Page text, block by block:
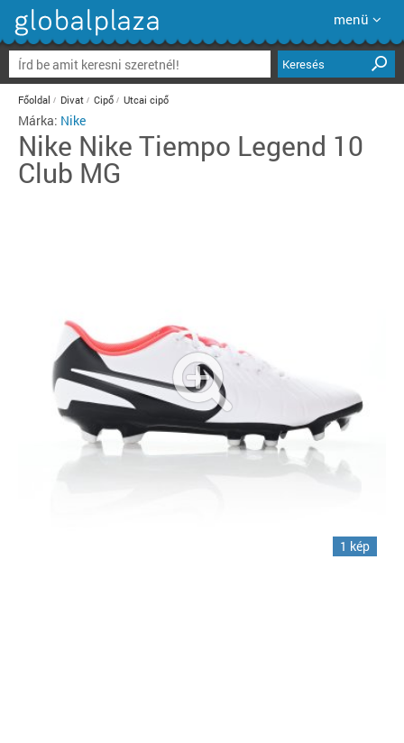
menü
Keresés
Főoldal Divat Cipő Utcai cipő
Márka: Nike
Nike Nike Tiempo Legend 10
Club MG
1 kép